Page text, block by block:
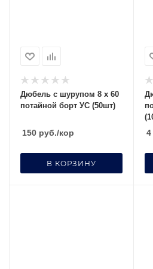
Дюбель с шурупом 8 х 60
потайной борт УС (50шт)
150 руб./кор
В КОРЗИНУ
4